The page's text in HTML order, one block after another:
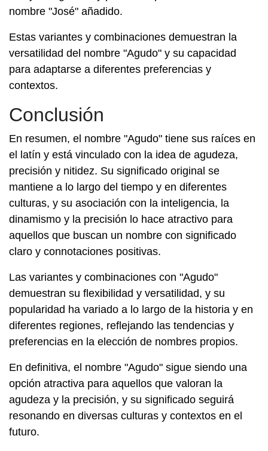
nombre "José" añadido.
Estas variantes y combinaciones demuestran la
versatilidad del nombre "Agudo" y su capacidad
para adaptarse a diferentes preferencias y
contextos.
Conclusión
En resumen, el nombre "Agudo" tiene sus raíces en
el latín y está vinculado con la idea de agudeza,
precisión y nitidez. Su significado original se
mantiene a lo largo del tiempo y en diferentes
culturas, y su asociación con la inteligencia, la
dinamismo y la precisión lo hace atractivo para
aquellos que buscan un nombre con significado
claro y connotaciones positivas.
Las variantes y combinaciones con "Agudo"
demuestran su flexibilidad y versatilidad, y su
popularidad ha variado a lo largo de la historia y en
diferentes regiones, reflejando las tendencias y
preferencias en la elección de nombres propios.
En definitiva, el nombre "Agudo" sigue siendo una
opción atractiva para aquellos que valoran la
agudeza y la precisión, y su significado seguirá
resonando en diversas culturas y contextos en el
futuro.